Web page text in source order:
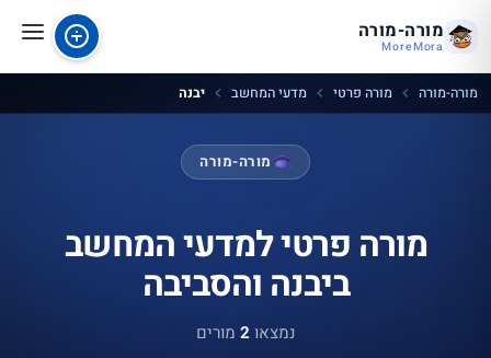
מורה-מורה
MoreMora
מורה-מורה מורה פרטי מדעי המחשב יבנה
מורה-מורה
מורה פרטי למדעי המחשב
ביבנה והסביבה
נמצאו2 מורים